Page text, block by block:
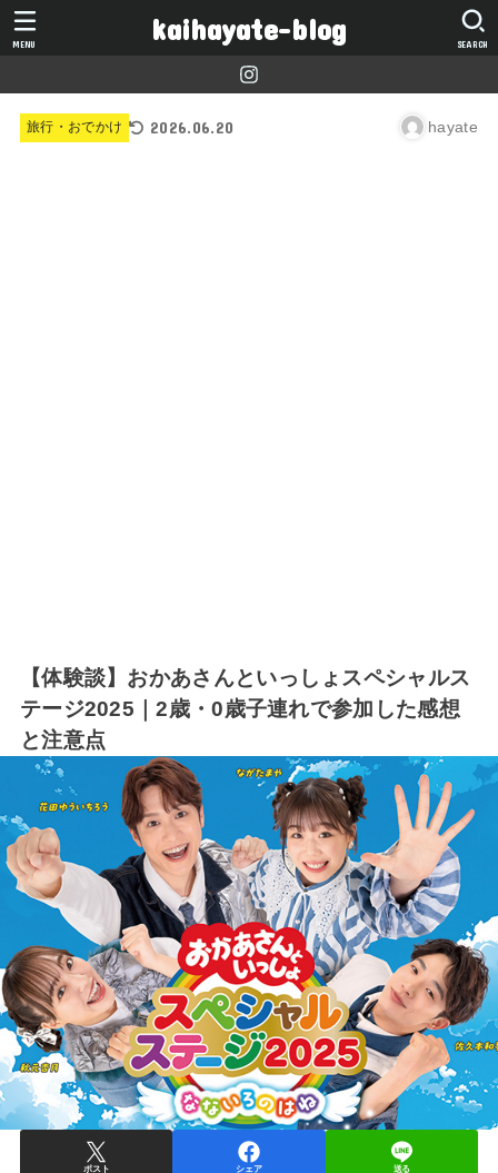
kaihayate-blog SEARCH
MENU
旅行・おでかけ 2026.06.20 hayate
【体験談】おかあさんといっしょスペシャルス
テージ2025｜2歳・0歳子連れで参加した感想
と注意点
ポスト シェア 送る